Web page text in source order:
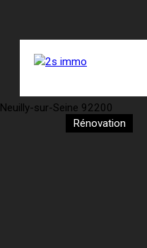
LOUER RÉNOVER
Rénovation